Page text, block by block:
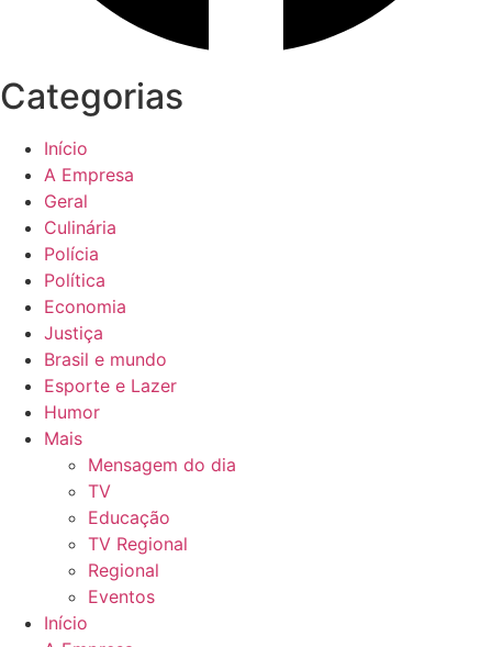
Categorias
Início
A Empresa
Geral
Culinária
Polícia
Política
Economia
Justiça
Brasil e mundo
Esporte e Lazer
Humor
Mais
Mensagem do dia
TV
Educação
TV Regional
Regional
Eventos
Início